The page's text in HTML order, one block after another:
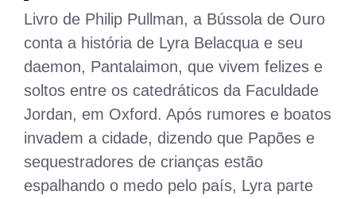
Livro de Philip Pullman, a Bússola de Ouro
conta a história de Lyra Belacqua e seu
daemon, Pantalaimon, que vivem felizes e
soltos entre os catedráticos da Faculdade
Jordan, em Oxford. Após rumores e boatos
invadem a cidade, dizendo que Papões e
sequestradores de crianças estão
espalhando o medo pelo país, Lyra parte